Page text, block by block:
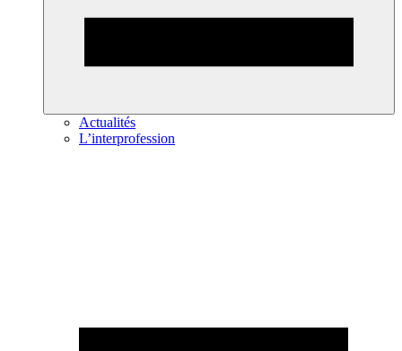
Actualités
L’interprofession